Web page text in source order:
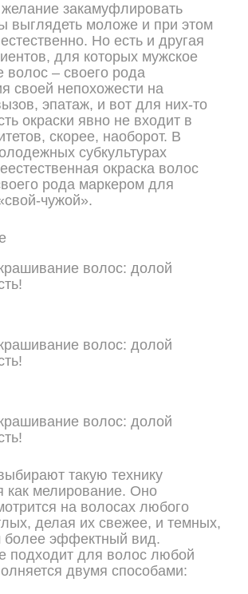
закамуфлировать
выглядеть моложе и при этом
Но есть и другая
для которых мужское
волос – своего рода
своей непохожести на
эпатаж, и вот для них-то
окраски явно не входит в
скорее, наоборот. В
субкультурах
окраска волос
рода маркером для
чужой».
такую технику
как мелирование. Оно
на волосах любого
делая их свежее, и темных,
более эффектный вид.
подходит для волос любой
двумя способами: